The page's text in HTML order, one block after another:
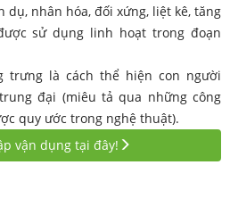
dụ, nhân hóa, đối xứng, liệt kê, tăng
sử dụng linh hoạt trong đoạn
là cách thể hiện con người
đại (miêu tả qua những công
quy ước trong nghệ thuật).
vận dụng tại đây!